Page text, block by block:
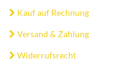
Kauf auf Rechnung
Versand & Zahlung
Widerrufsrecht